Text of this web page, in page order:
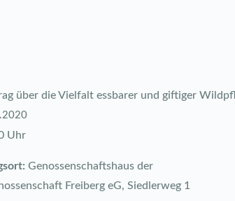
über die Vielfalt essbarer und giftiger
Uhr
Genossenschaftshaus der
Freiberg eG, Siedlerweg 1